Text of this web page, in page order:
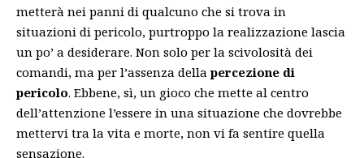
metterà nei panni di qualcuno che si trova in
situazioni di pericolo, purtroppo la realizzazione lascia
un po’ a desiderare. Non solo per la scivolosità dei
comandi, ma per l’assenza dellapercezione di
pericolo. Ebbene, sì, un gioco che mette al centro
dell’attenzione l’essere in una situazione che dovrebbe
mettervi tra la vita e morte, non vi fa sentire quella
sensazione.